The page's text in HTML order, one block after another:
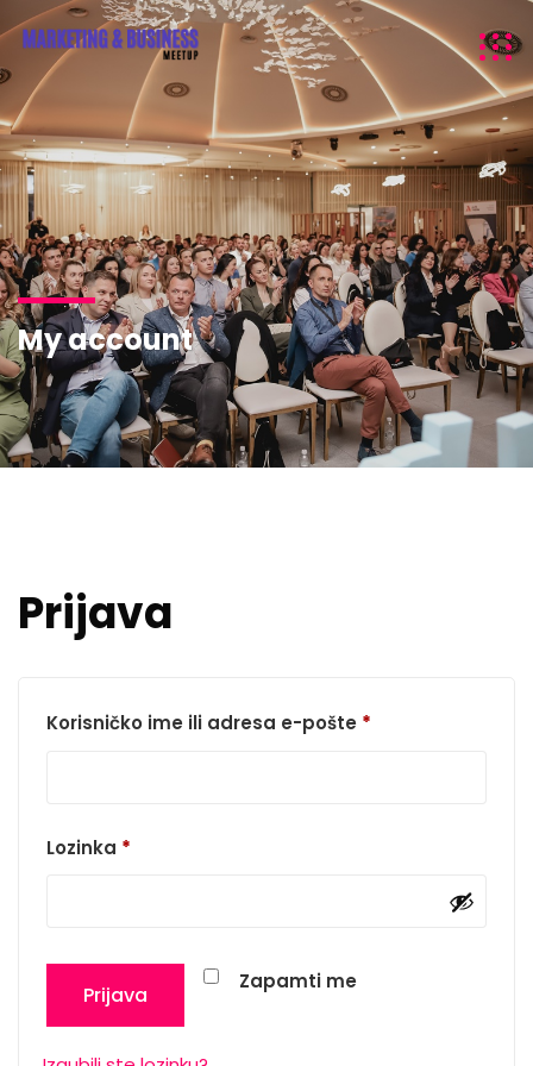
My account
Prijava
Korisničko ime ili adresa e-pošte *
Lozinka *
Zapamti me
Prijava